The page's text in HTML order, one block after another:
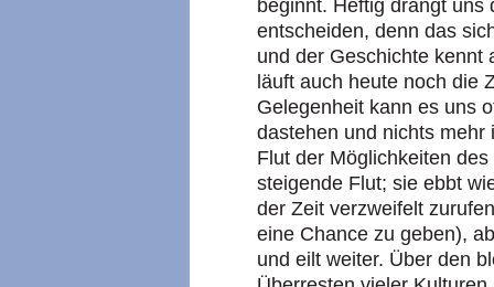
beginnt. Heftig drängt
entscheiden, denn das
und der Geschichte kennt
läuft auch heute noch die
Gelegenheit kann es uns
dastehen und nichts
Flut der Möglichkeiten
steigende Flut; sie ebbt
der Zeit verzweifelt
eine Chance zu geben),
und eilt weiter. Über den